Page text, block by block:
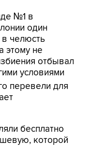
№1 в
один
челюсть
этому не
отбывал
условиями
перевели для
бесплатно
которой